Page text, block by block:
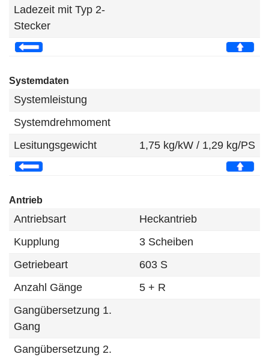
Ladezeit mit Typ 2-
Stecker
Systemdaten
Systemleistung
Systemdrehmoment
Lesitungsgewicht
1,75 kg/kW / 1,29 kg/PS
Antrieb
Antriebsart
Heckantrieb
Kupplung
3 Scheiben
Getriebeart
603 S
Anzahl Gänge
5 + R
Gangübersetzung 1.
Gang
Gangübersetzung 2.